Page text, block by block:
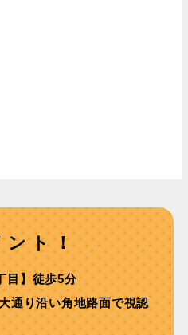
ント！
⽬】徒歩5分
通り沿い⾓地路⾯で視認